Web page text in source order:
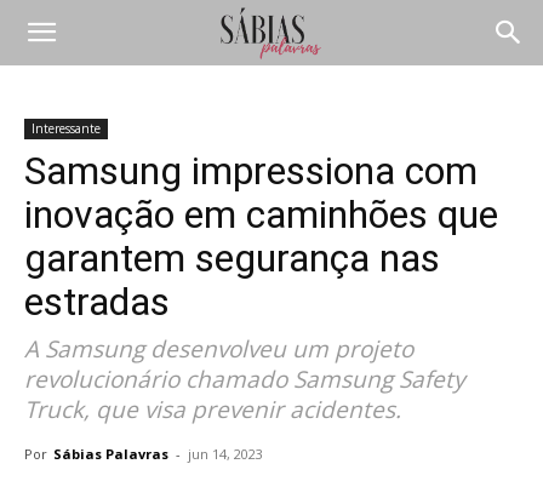
Interessante
Samsung impressiona com
inovação em caminhões que
garantem segurança nas
estradas
A Samsung desenvolveu um projeto
revolucionário chamado Samsung Safety
Truck, que visa prevenir acidentes.
Por Sábias Palavras - jun 14, 2023